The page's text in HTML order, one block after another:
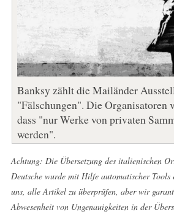
Banksy zählt die Mailänder
"Fälschungen". Die Organisatoren
dass "nur Werke von privaten
werden".
Achtung: Die Übersetzung des italienischen
Deutsche wurde mit Hilfe automatischer
uns, alle Artikel zu überprüfen, aber wir
Abwesenheit von Ungenauigkeiten in der